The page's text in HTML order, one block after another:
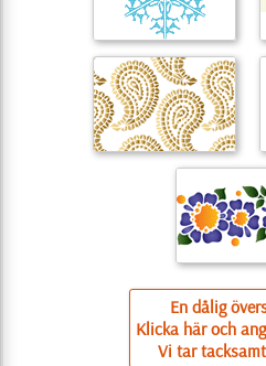
En dålig
Klicka här och
Vi tar